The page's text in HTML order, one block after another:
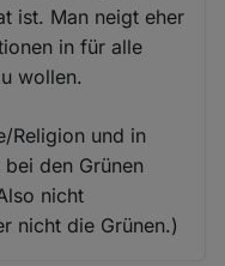
ist. Man neigt eher
in für alle
wollen.
Religion und in
den Grünen
nicht
nicht die Grünen.)